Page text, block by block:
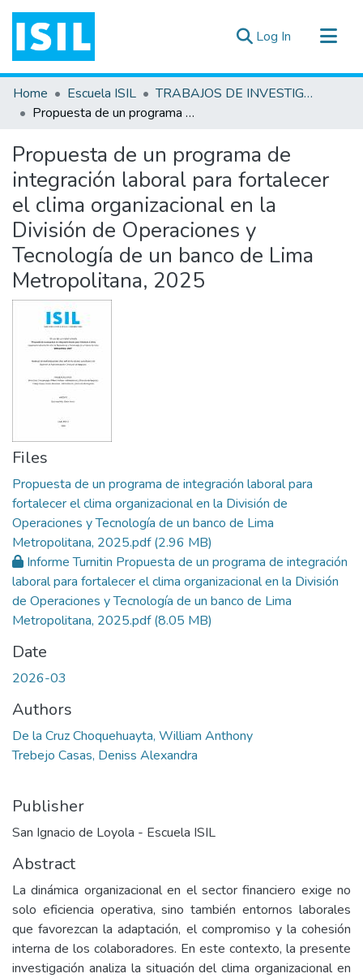
Log In (current)
All of DSpace
Statistics
Documentos ▾
Home Escuela ISIL
TRABAJOS DE INVESTIGACIÓN
Propuesta de un programa de integración laboral para fortalecer el clima organizacional en la División de Operaciones y Tecnología de un banco de Lima Metropolitana, 2025
Propuesta de un programa de
integración laboral para fortalecer
el clima organizacional en la
División de Operaciones y
Tecnología de un banco de Lima
Metropolitana, 2025
Files
Propuesta de un programa de integración laboral para
fortalecer el clima organizacional en la División de
Operaciones y Tecnología de un banco de Lima
Metropolitana, 2025.pdf(2.96 MB)
Informe Turnitin Propuesta de un programa de integración
laboral para fortalecer el clima organizacional en la División
de Operaciones y Tecnología de un banco de Lima
Metropolitana, 2025.pdf(8.05 MB)
Date
2026-03
Authors
De la Cruz Choquehuayta, William Anthony
Trebejo Casas, Deniss Alexandra
Publisher
San Ignacio de Loyola - Escuela ISIL
Abstract
La dinámica organizacional en el sector financiero exige no
solo eficiencia operativa, sino también entornos laborales
que favorezcan la adaptación, el compromiso y la cohesión
interna de los colaboradores. En este contexto, la presente
investigación analiza la situación del clima organizacional en